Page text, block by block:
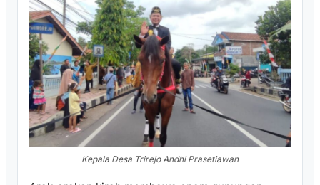
Kepala Desa Trirejo Andhi Prasetiawan